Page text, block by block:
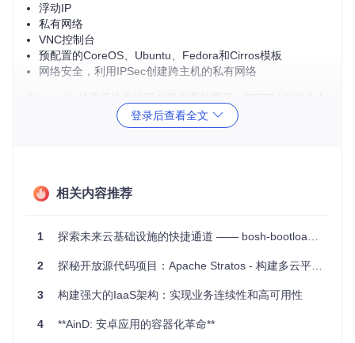
浮动IP
私有网络
VNC控制台
预配置的CoreOS、Ubuntu、Fedora和Cirros模板
网络安全，利用IPSec创建跨主机的私有网络
行客户端上，开发者可以通过Python API绑定进行扩展。
开发测试环境，快速搭建并调整虚拟机和容器组合
大规模分布式应用，利用Stampede的网络能力实现跨服务
项目特点
易安装 ：只需几条命令即可在CoreOS集群上启动。
登录后查看全文
相关内容推荐
1 探索未来云基础设施的快捷通道 —— bosh-bootloader 项目深度解析与推荐
2 探秘开放源代码项目：Apache Stratos - 构建多云平台的新利器
3 构建强大的IaaS架构：实现业务连续性和高可用性
4 **AinD: 安卓应用的容器化革命**